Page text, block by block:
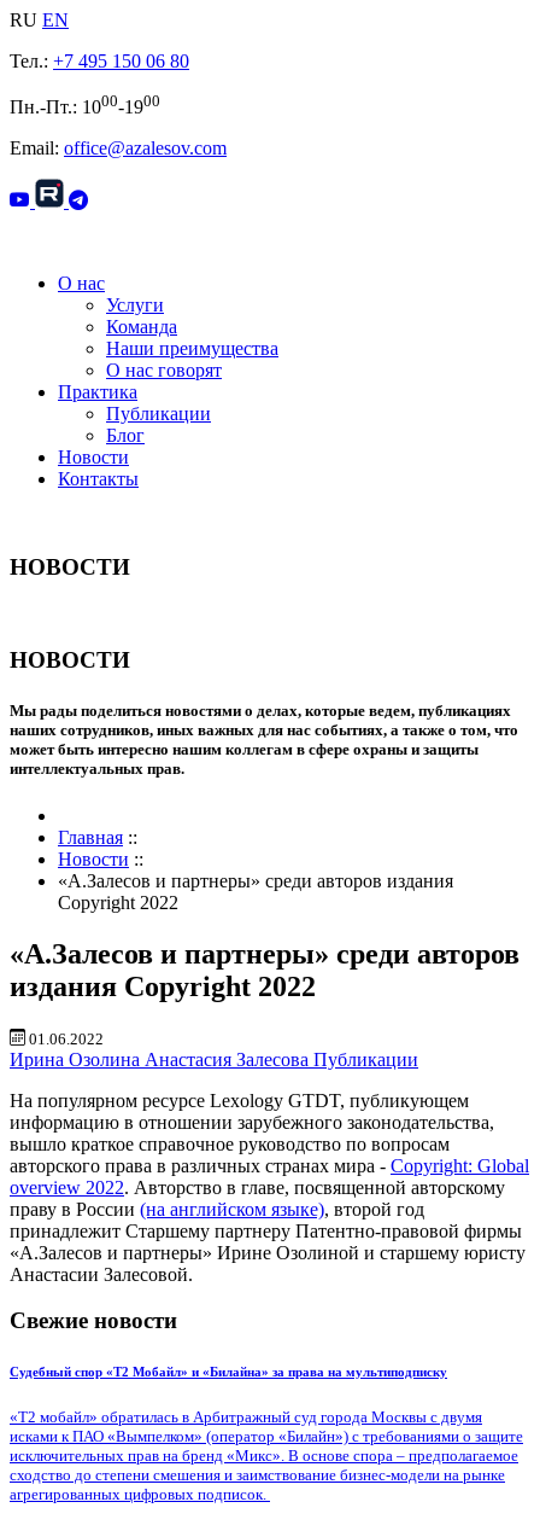
RU EN
Тел.: +7 495 150 06 80
Пн.-Пт.: 1000-1900
Email: office@azalesov.com
О нас
Услуги
Команда
Наши преимущества
О нас говорят
Практика
Публикации
Блог
Новости
Контакты
НОВОСТИ
НОВОСТИ
Мы рады поделиться новостями о делах, которые ведем, публикациях
наших сотрудников, иных важных для нас событиях, а также о том, что
может быть интересно нашим коллегам в сфере охраны и защиты
интеллектуальных прав.
Главная ::
Новости ::
«А.Залесов и партнеры» среди авторов издания
Copyright 2022
«А.Залесов и партнеры» среди авторов
издания Copyright 2022
01.06.2022
Ирина Озолина Анастасия Залесова Публикации
На популярном ресурсе Lexology GTDT, публикующем
информацию в отношении зарубежного законодательства,
вышло краткое справочное руководство по вопросам
авторского права в различных странах мира - Copyright: Global
overview 2022. Авторство в главе, посвященной авторскому
праву в России (на английском языке), второй год
принадлежит Старшему партнеру Патентно-правовой фирмы
«А.Залесов и партнеры» Ирине Озолиной и старшему юристу
Анастасии Залесовой.
Свежие новости
Судебный спор «Т2 Мобайл» и «Билайна» за права на мультиподписку
«Т2 мобайл» обратилась в Арбитражный суд города Москвы с двумя
исками к ПАО «Вымпелком» (оператор «Билайн») с требованиями о защите
исключительных прав на бренд «Микс». В основе спора – предполагаемое
сходство до степени смешения и заимствование бизнес-модели на рынке
агрегированных цифровых подписок.